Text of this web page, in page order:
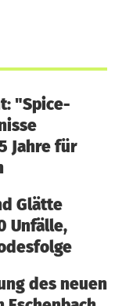
"Spice-
Jahre für
Glätte
Unfälle,
des neuen